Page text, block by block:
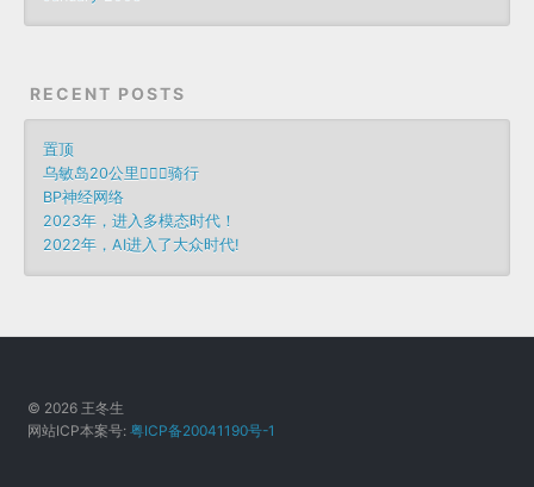
RECENT POSTS
置顶
乌敏岛20公里🚴🏻‍♀️骑行
BP神经网络
2023年，进入多模态时代！
2022年，AI进入了大众时代!
© 2026 王冬生
网站ICP本案号:粤ICP备20041190号-1